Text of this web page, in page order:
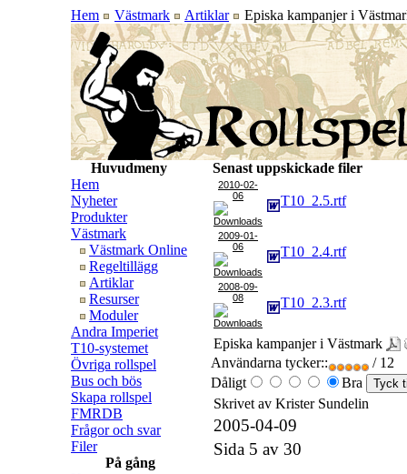
Hem Västmark Artiklar Episka kampanjer i
Huvudmeny
Hem
Nyheter
Produkter
Västmark
Västmark Online
Regeltillägg
Artiklar
Resurser
Moduler
Andra Imperiet
T10-systemet
Övriga rollspel
Bus och bös
Skapa rollspel
FMRDB
Frågor och svar
Filer
På gång
Senast uppskickade filer
2010-02-
06
T10_2.5.rtf
2009-01-
06
T10_2.4.rtf
2008-09-
08
T10_2.3.rtf
Episka kampanjer i Västmark
Användarna tycker::
/ 12
Dåligt
Bra
Skrivet av Krister Sundelin
2005-04-09
Sida 5 av 30